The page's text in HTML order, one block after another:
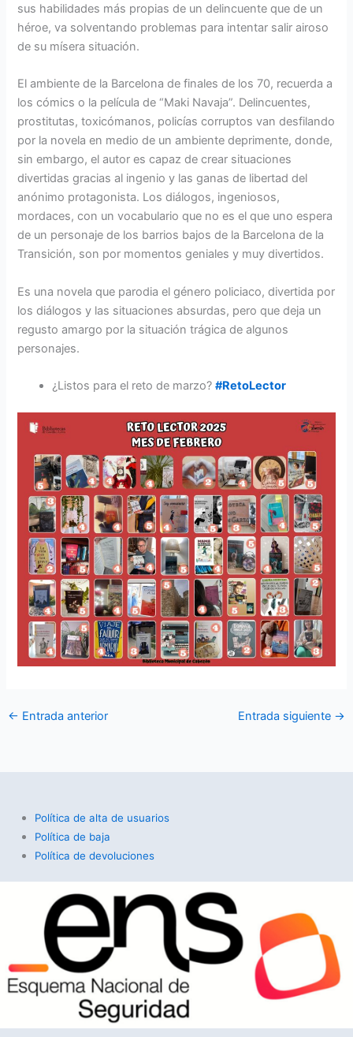
sus habilidades más propias de un delincuente que de un
héroe, va solventando problemas para intentar salir airoso
de su mísera situación.
El ambiente de la Barcelona de finales de los 70, recuerda a
los cómics o la película de “Maki Navaja”. Delincuentes,
prostitutas, toxicómanos, policías corruptos van desfilando
por la novela en medio de un ambiente deprimente, donde,
sin embargo, el autor es capaz de crear situaciones
divertidas gracias al ingenio y las ganas de libertad del
anónimo protagonista. Los diálogos, ingeniosos,
mordaces, con un vocabulario que no es el que uno espera
de un personaje de los barrios bajos de la Barcelona de la
Transición, son por momentos geniales y muy divertidos.
Es una novela que parodia el género policiaco, divertida por
los diálogos y las situaciones absurdas, pero que deja un
regusto amargo por la situación trágica de algunos
personajes.
¿Listos para el reto de marzo?#RetoLector
← Entrada anterior Entrada siguiente →
Política de alta de usuarios
Política de baja
Política de devoluciones